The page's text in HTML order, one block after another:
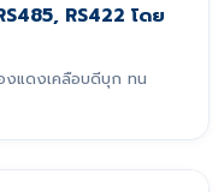
RS422 โดย
งแดงเคลือบดีบุก ทน